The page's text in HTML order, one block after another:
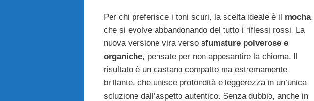
Per chi preferisce i toni scuri, la scelta ideale è il mocha,
che si evolve abbandonando del tutto i riflessi rossi. La
nuova versione vira verso sfumature polverose e
organiche, pensate per non appesantire la chioma. Il
risultato è un castano compatto ma estremamente
brillante, che unisce profondità e leggerezza in un’unica
soluzione dall’aspetto autentico. Senza dubbio, anche in